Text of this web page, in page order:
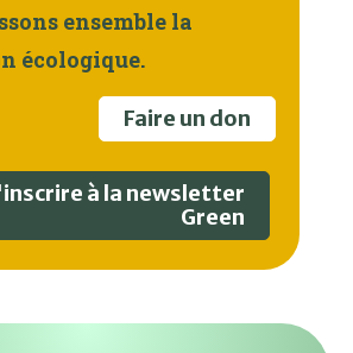
ensemble la
écologique.
Faire un don
à la newsletter
Green